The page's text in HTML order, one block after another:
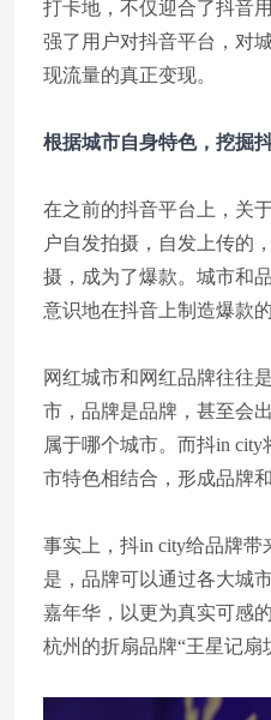
打卡地，不仅迎合了抖音
强了用户对抖音平台，对
现流量的真正变现。
根据城市自身特色，挖掘
在之前的抖音平台上，关
户自发拍摄，自发上传的
摄，成为了爆款。城市和
意识地在抖音上制造爆款
网红城市和网红品牌往往
市，品牌是品牌，甚至会
属于哪个城市。而抖in
市特色相结合，形成品牌
事实上，抖in city给品牌
是，品牌可以通过各大城
嘉年华，以更为真实可感
杭州的折扇品牌“王星记扇